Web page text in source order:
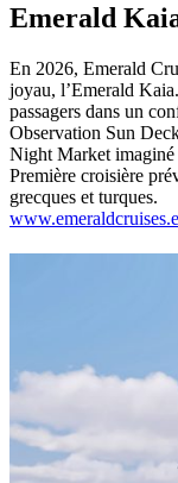
Emerald
En 2026, Emerald
joyau, l’Emerald
passagers dans un
Observation Sun
Night Market imaginé
Première croisière
grecques et turques.